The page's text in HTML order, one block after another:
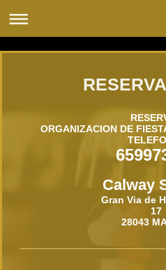
ORGANIZACION DE
Calway
Gran Via de
17
28043